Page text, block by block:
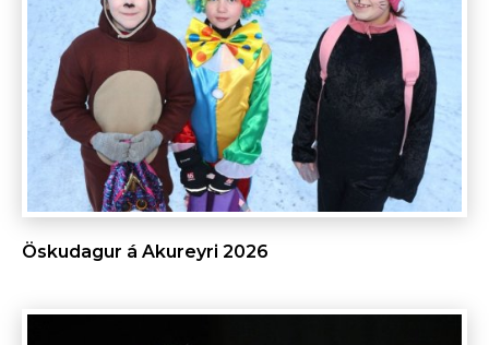
Öskudagur á Akureyri 2026